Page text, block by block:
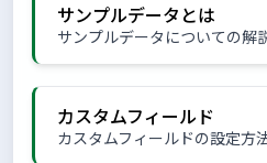
サンプルデータとは
サンプルデータについての解
カスタムフィールド
カスタムフィールドの設定方